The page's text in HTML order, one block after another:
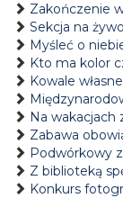
Zakończenie
Sekcja na żywo
Myśleć o
Kto ma kolor
Kowale
Na wakacjach
Zabawa
Podwórkowy
Z biblioteką
Konkurs